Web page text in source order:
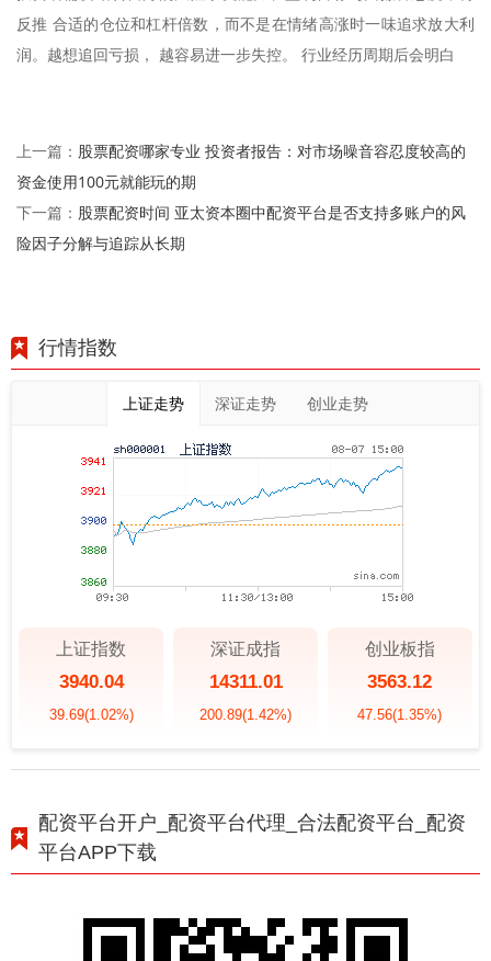
反推 合适的仓位和杠杆倍数，而不是在情绪高涨时一味追求放大利
润。越想追回亏损， 越容易进一步失控。 行业经历周期后会明白
上一篇： 股票配资哪家专业 投资者报告：对市场噪音容忍度较高的
资金使用100元就能玩的期
下一篇： 股票配资时间 亚太资本圈中配资平台是否支持多账户的风
险因子分解与追踪从长期
行情指数
上证走势 深证走势 创业走势
上证指数
3940.04
39.69(1.02%)
深证成指
14311.01
200.89(1.42%)
创业板指
3563.12
47.56(1.35%)
配资平台开户_配资平台代理_合法配资平台_配资
平台APP下载